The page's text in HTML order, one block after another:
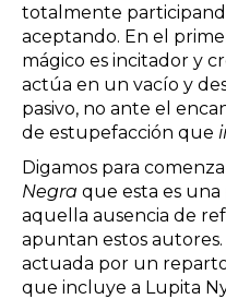
totalmente
aceptando. En el
mágico es incitador y
actúa en un vacío y
pasivo, no ante el
de estupefacción que
Digamos para
Negra que esta es
aquella ausencia de
apuntan estos
actuada por un
que incluye a Lupita